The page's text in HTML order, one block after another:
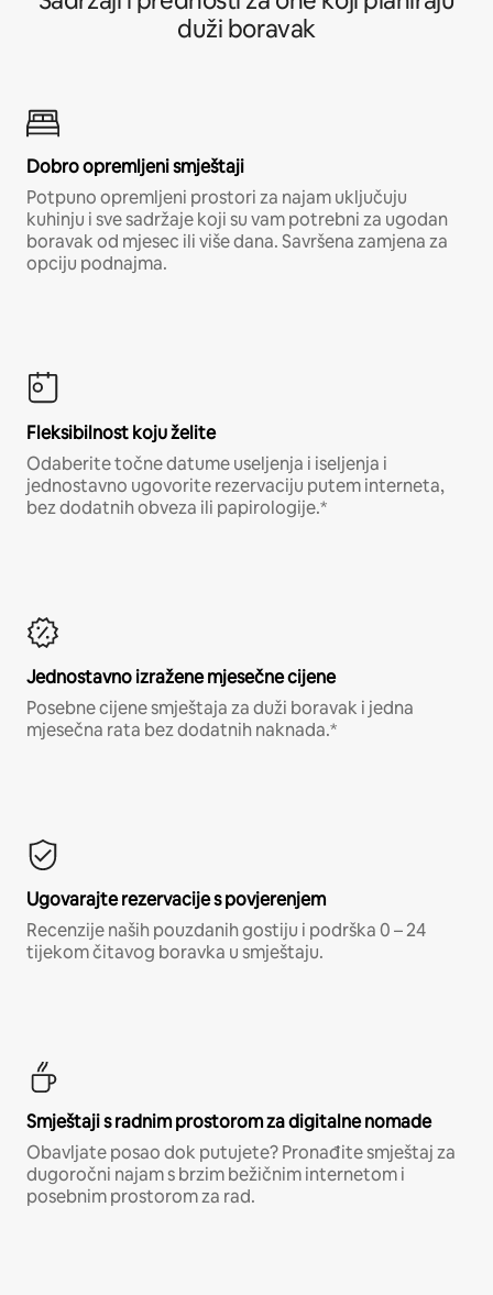
duži boravak
Dobro opremljeni smještaji
Potpuno opremljeni prostori za najam uključuju
kuhinju i sve sadržaje koji su vam potrebni za ugodan
boravak od mjesec ili više dana. Savršena zamjena za
opciju podnajma.
Fleksibilnost koju želite
Odaberite točne datume useljenja i iseljenja i
jednostavno ugovorite rezervaciju putem interneta,
bez dodatnih obveza ili papirologije.*
Jednostavno izražene mjesečne cijene
Posebne cijene smještaja za duži boravak i jedna
mjesečna rata bez dodatnih naknada.*
Ugovarajte rezervacije s povjerenjem
Recenzije naših pouzdanih gostiju i podrška 0 – 24
tijekom čitavog boravka u smještaju.
Smještaji s radnim prostorom za digitalne nomade
Obavljate posao dok putujete? Pronađite smještaj za
dugoročni najam s brzim bežičnim internetom i
posebnim prostorom za rad.